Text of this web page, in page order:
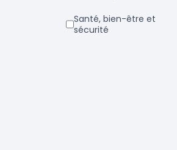
Santé, bien-être et
sécurité